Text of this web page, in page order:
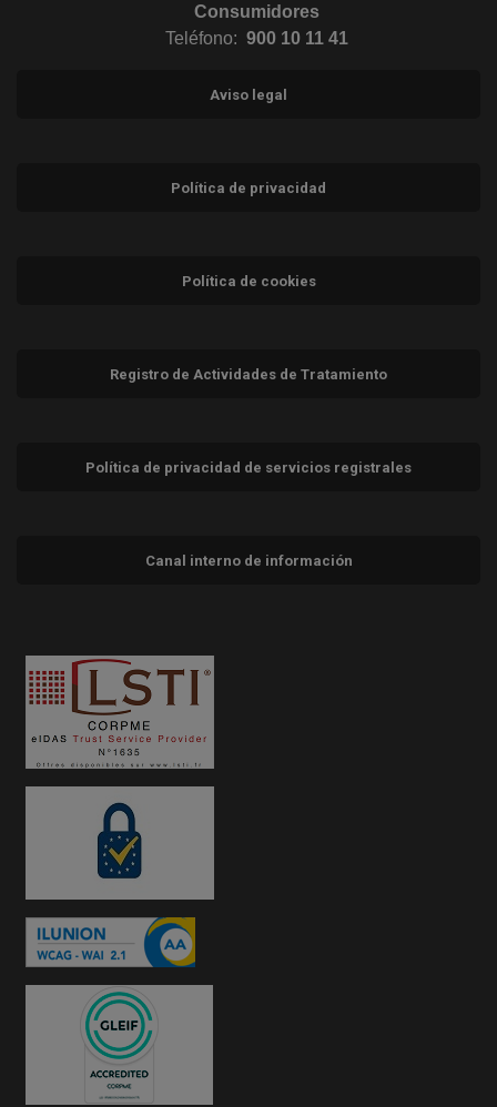
Consumidores
Teléfono: 900 10 11 41
Aviso legal
Política de privacidad
Política de cookies
Registro de Actividades de Tratamiento
Política de privacidad de servicios registrales
Canal interno de información